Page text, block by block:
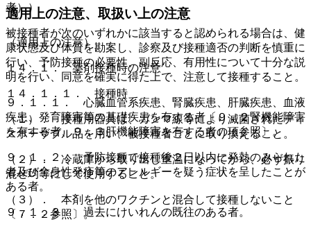
適用上の注意、取扱い上の注意
（適用上の注意）
１４．１． 薬剤接種時の注意
１４．１．１． 接種時
（１）． 接種用器具は、ガンマ線等により滅菌されたディ
スポーザブル品を用い、被接種者ごとに取り換えること。
（２）． 冷蔵庫から取り出し室温になってから、必ず振り
混ぜ均等にして使用すること。
（３）． 本剤を他のワクチンと混合して接種しないこと
〔７．２参照〕。
者））
被接種者が次のいずれかに該当すると認められる場合は、健
康状態及び体質を勘案し、診察及び接種適否の判断を慎重に
行い、予防接種の必要性、副反応、有用性について十分な説
明を行い、同意を確実に得た上で、注意して接種すること。
９．１．１． 心臓血管系疾患、腎臓疾患、肝臓疾患、血液
疾患、発育障害等の基礎疾患を有する者〔９．２腎機能障害
を有する者、９．３肝機能障害を有する者の項参照〕。
９．１．２． 予防接種で接種後２日以内に発熱のみられた
者及び全身性発疹等のアレルギーを疑う症状を呈したことが
ある者。
９．１．３． 過去にけいれんの既往のある者。